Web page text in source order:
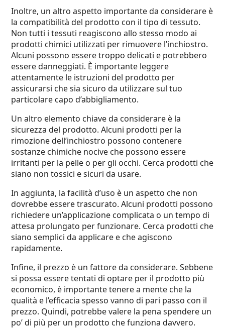
Inoltre, un altro aspetto importante da considerare è
la compatibilità del prodotto con il tipo di tessuto.
Non tutti i tessuti reagiscono allo stesso modo ai
prodotti chimici utilizzati per rimuovere l’inchiostro.
Alcuni possono essere troppo delicati e potrebbero
essere danneggiati. È importante leggere
attentamente le istruzioni del prodotto per
assicurarsi che sia sicuro da utilizzare sul tuo
particolare capo d’abbigliamento.
Un altro elemento chiave da considerare è la
sicurezza del prodotto. Alcuni prodotti per la
rimozione dell’inchiostro possono contenere
sostanze chimiche nocive che possono essere
irritanti per la pelle o per gli occhi. Cerca prodotti che
siano non tossici e sicuri da usare.
In aggiunta, la facilità d’uso è un aspetto che non
dovrebbe essere trascurato. Alcuni prodotti possono
richiedere un’applicazione complicata o un tempo di
attesa prolungato per funzionare. Cerca prodotti che
siano semplici da applicare e che agiscono
rapidamente.
Infine, il prezzo è un fattore da considerare. Sebbene
si possa essere tentati di optare per il prodotto più
economico, è importante tenere a mente che la
qualità e l’efficacia spesso vanno di pari passo con il
prezzo. Quindi, potrebbe valere la pena spendere un
po’ di più per un prodotto che funziona davvero.